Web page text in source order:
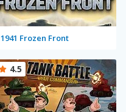
1941 Frozen Front
4.5